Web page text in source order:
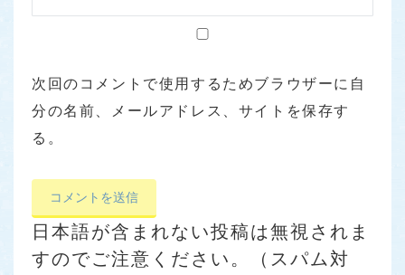
次回のコメントで使用するためブラウザーに自
分の名前、メールアドレス、サイトを保存す
る。
日本語が含まれない投稿は無視されま
すのでご注意ください。（スパム対